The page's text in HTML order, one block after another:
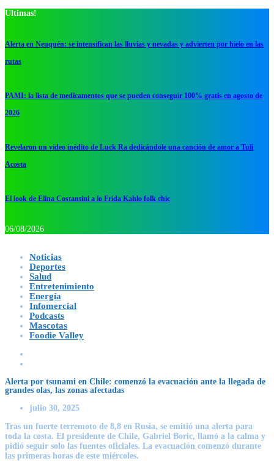
Ultimas!
Alerta en Neuquén: se intensifican las lluvias y nevadas y advierten por hielo en las
rutas
PAMI: la lista de medicamentos que se pueden conseguir 100% gratis en agosto de
2026
Revelaron un video inédito de Luck Ra dedicándole una canción de amor a Tuli
Acosta
El look de Elina Costantini a lo Frida Kahlo folk chic
06/08/2026
Noticias
Deportes
Salud
Entretenimiento
Energía
Infomercial
Podcasts
Mascotas
Foodie Valley
Alerta por tsunami en Chile: comenzó la evacuación ante la llegada de
grandes olas, las zonas afectadas
julio 30, 2025
Tras un fuerte terremoto de 8,8 en Rusia, se emitió una alerta para
toda la costa. El presidente de Chile, Gabriel Boric, llamó a la calma y
pidió seguir solo las fuentes oficiales. La evacuación comenzó durante
las primeras horas de este miércoles.